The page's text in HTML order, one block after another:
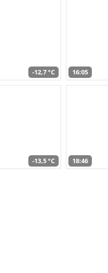
-12,7 °C 16:05
-13,5 °C 18:46